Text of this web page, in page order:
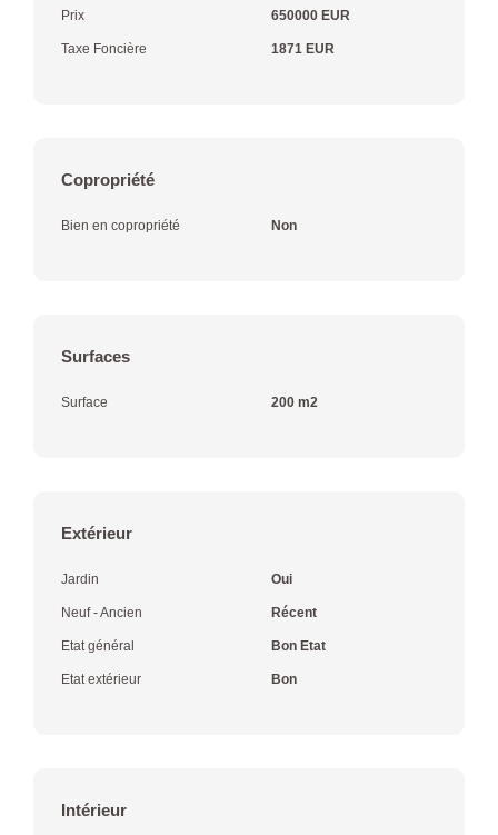
Prix 650000 EUR
Taxe Foncière 1871 EUR
Copropriété
Bien en copropriété Non
Surfaces
Surface 200 m2
Extérieur
Jardin Oui
Neuf - Ancien Récent
Etat général Bon Etat
Etat extérieur Bon
Intérieur